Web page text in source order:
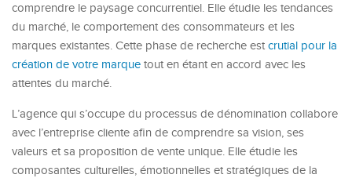
comprendre le paysage concurrentiel. Elle étudie les tendances
du marché, le comportement des consommateurs et les
marques existantes. Cette phase de recherche est crutial pour la
création de votre marque tout en étant en accord avec les
attentes du marché.
L’agence qui s’occupe du processus de dénomination collabore
avec l’entreprise cliente afin de comprendre sa vision, ses
valeurs et sa proposition de vente unique. Elle étudie les
composantes culturelles, émotionnelles et stratégiques de la